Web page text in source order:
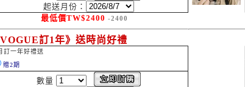
起送月份：
最低價TW$2400 -2400
VOGUE訂1年》送時尚好禮
訂一年好禮送
贈2期
數量